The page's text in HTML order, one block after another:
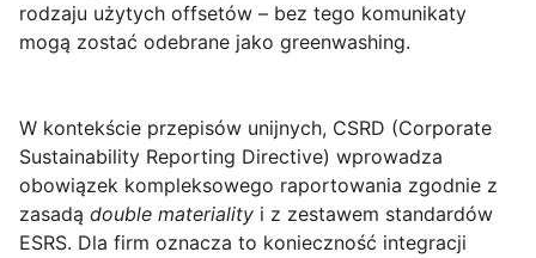
rodzaju użytych offsetów – bez tego komunikaty
mogą zostać odebrane jako greenwashing.
W kontekście przepisów unijnych, CSRD (Corporate
Sustainability Reporting Directive) wprowadza
obowiązek kompleksowego raportowania zgodnie z
zasadą double materiality i z zestawem standardów
ESRS. Dla firm oznacza to konieczność integracji